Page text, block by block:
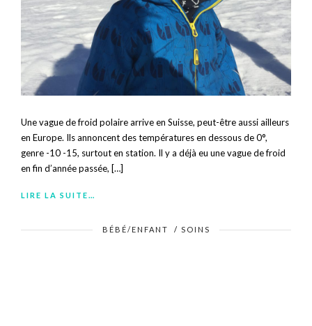
Une vague de froid polaire arrive en Suisse, peut-être aussi ailleurs
en Europe. Ils annoncent des températures en dessous de 0°,
genre -10 -15, surtout en station. Il y a déjà eu une vague de froid
en fin d’année passée, […]
LIRE LA SUITE…
BÉBÉ/ENFANT / SOINS